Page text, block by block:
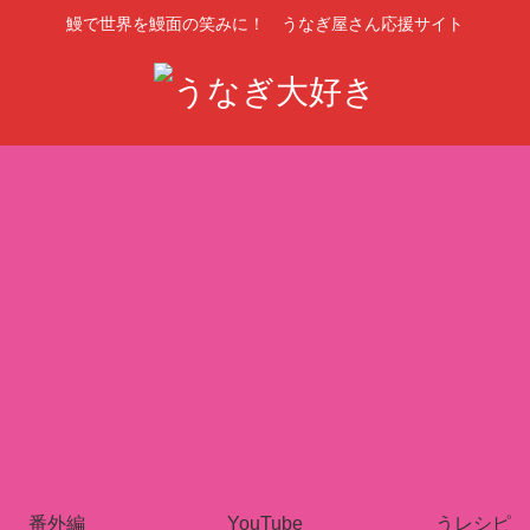
鰻で世界を鰻面の笑みに！ うなぎ屋さん応援サイト
番外編 YouTube うレシピ